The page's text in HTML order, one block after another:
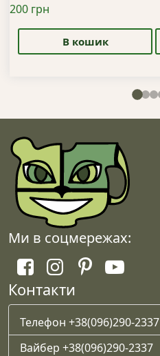
200 грн
В кошик
Ми в соцмережах:
Контакти
Телефон +38(096)290-2337
Вайбер +38(096)290-2337